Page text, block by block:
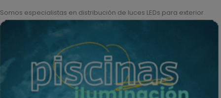
Somos especialistas en distribución de luces LEDs para exterior